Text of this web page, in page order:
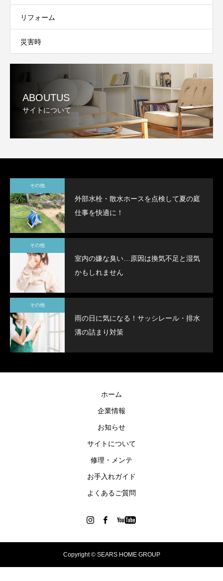
リフォーム
災害時
ABOUTUS
サイトについて
その他
外部水栓・散水ホースを点検して夏の庭
仕事を快適に！
その他
室内の嫌な臭い…原因は換気不足と湿気
かもしれません
その他
雨の日に気になる！サッシレール・排水
溝の詰まり対策
ホーム
企業情報
お知らせ
サイトについて
修理・メンテ
お手入れガイド
よくあるご質問
Copyright © SEARS HOME GROUP